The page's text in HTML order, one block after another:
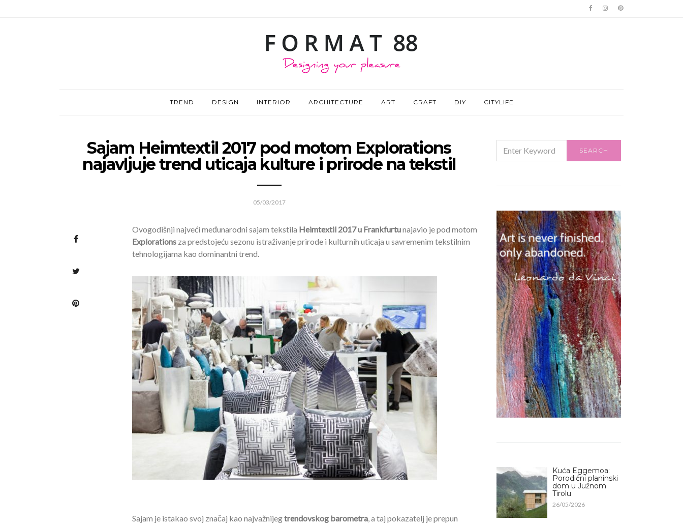
TREND DESIGN INTERIOR ARCHITECTURE ART CRAFT DIY CITYLIFE
Sajam Heimtextil 2017 pod motom Explorations
najavljuje trend uticaja kulture i prirode na tekstil
05/03/2017
Ovogodišnji najveći međunarodni sajam tekstila Heimtextil 2017 u Frankfurtunajavio je pod motom
Explorationsza predstojeću sezonu istraživanje prirode i kulturnih uticaja u savremenim tekstilnim
tehnologijama kao dominantni trend.
Sajam je istakao svoj značaj kao najvažnijegtrendovskog barometra, a taj pokazatelj je prepun
FOR:
SEARCH
Kuća Eggemoa:
Porodični planinski
dom u Južnom
Tirolu
26/05/2026